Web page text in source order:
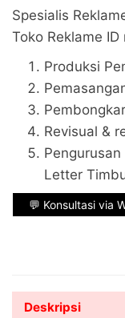
Spesialis
Toko Reklame ID
Produksi
Revisual &
Letter
💬 Konsultasi via
Deskripsi